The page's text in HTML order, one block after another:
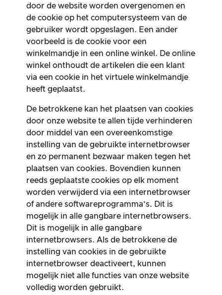
door de website worden overgenomen en
de cookie op het computersysteem van de
gebruiker wordt opgeslagen. Een ander
voorbeeld is de cookie voor een
winkelmandje in een online winkel. De online
winkel onthoudt de artikelen die een klant
via een cookie in het virtuele winkelmandje
heeft geplaatst.
De betrokkene kan het plaatsen van cookies
door onze website te allen tijde verhinderen
door middel van een overeenkomstige
instelling van de gebruikte internetbrowser
en zo permanent bezwaar maken tegen het
plaatsen van cookies. Bovendien kunnen
reeds geplaatste cookies op elk moment
worden verwijderd via een internetbrowser
of andere softwareprogramma’s. Dit is
mogelijk in alle gangbare internetbrowsers.
Dit is mogelijk in alle gangbare
internetbrowsers. Als de betrokkene de
instelling van cookies in de gebruikte
internetbrowser deactiveert, kunnen
mogelijk niet alle functies van onze website
volledig worden gebruikt.